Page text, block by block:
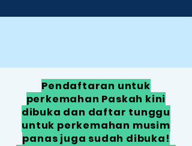
Pendaftaran untuk
perkemahan Paskah kini
dibuka dan daftar tunggu
untuk perkemahan musim
panas juga sudah dibuka!